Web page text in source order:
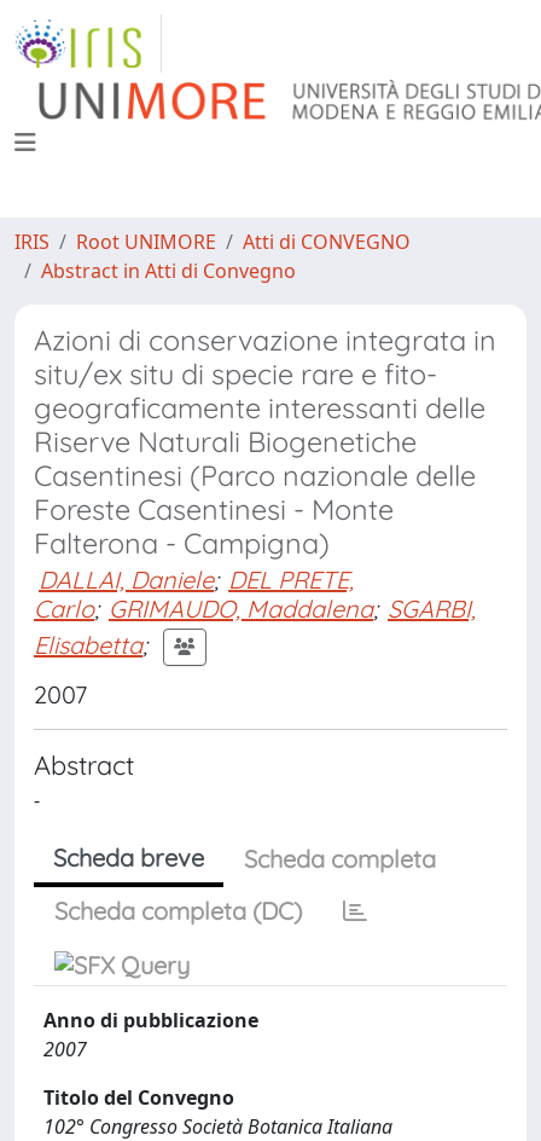
IRIS Root UNIMORE
Atti di CONVEGNO
Abstract in Atti di Convegno
Azioni di conservazione integrata in
situ/ex situ di specie rare e fito-
geograficamente interessanti delle
Riserve Naturali Biogenetiche
Casentinesi (Parco nazionale delle
Foreste Casentinesi - Monte
Falterona - Campigna)
DALLAI, Daniele; DEL PRETE,
Carlo; GRIMAUDO, Maddalena; SGARBI,
Elisabetta;
2007
Abstract
-
Scheda breve
Scheda completa
Scheda completa (DC)
Anno di pubblicazione
2007
Titolo del Convegno
102° Congresso Società Botanica Italiana